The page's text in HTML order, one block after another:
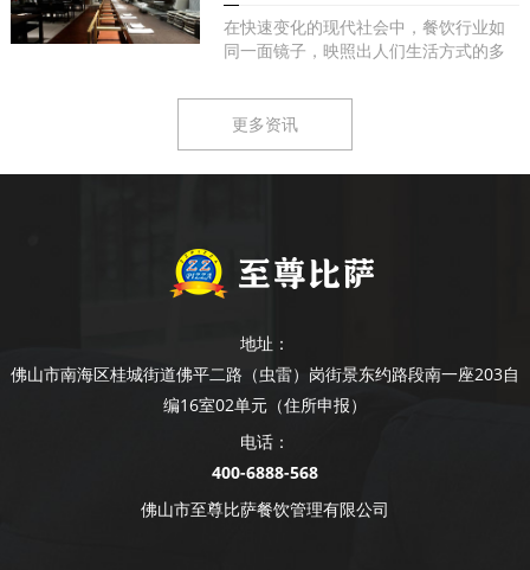
在快速变化的现代社会中，餐饮行业如
同一面镜子，映照出人们生活方式的多
更多资讯
地址：
佛山市南海区桂城街道佛平二路（虫雷）岗街景东约路段南一座203自
编16室02单元（住所申报）
电话：
400-6888-568
佛山市至尊比萨餐饮管理有限公司